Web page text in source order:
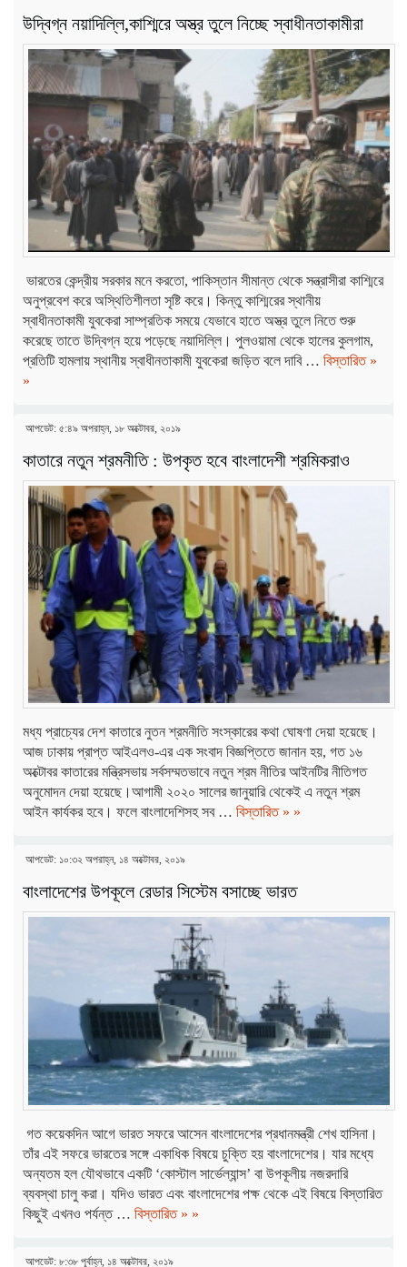
উদ্বিগ্ন নয়াদিল্লি,কাশ্মিরে অস্ত্র তুলে নিচ্ছে স্বাধীনতাকামীরা
ভারতের কেন্দ্রীয় সরকার মনে করতো, পাকিস্তান সীমান্ত থেকে সন্ত্রাসীরা কাশ্মিরে
অনুপ্রবেশ করে অস্থিতিশীলতা সৃষ্টি করে। কিন্তু কাশ্মিরের স্থানীয়
স্বাধীনতাকামী যুবকেরা সাম্প্রতিক সময়ে যেভাবে হাতে অস্ত্র তুলে নিতে শুরু
করেছে তাতে উদ্বিগ্ন হয়ে পড়েছে নয়াদিল্লি। পুলওয়ামা থেকে হালের কুলগাম,
প্রতিটি হামলায় স্থানীয় স্বাধীনতাকামী যুবকেরা জড়িত বলে দাবি … বিস্তারিত »
»
আপডেট: ৫:৪৯ অপরাহ্ন, ১৮ অক্টোবর, ২০১৯
কাতারে নতুন শ্রমনীতি : উপকৃত হবে বাংলাদেশী শ্রমিকরাও
মধ্য প্রাচ্যের দেশ কাতারে নুতন শ্রমনীতি সংস্কারের কথা ঘোষণা দেয়া হয়েছে।
আজ ঢাকায় প্রাপ্ত আইএলও-এর এক সংবাদ বিজ্ঞপ্তিতে জানান হয়, গত ১৬
অক্টোবর কাতারের মন্ত্রিসভায় সর্বসম্মতভাবে নতুন শ্রম নীতির আইনটির নীতিগত
অনুমোদন দেয়া হয়েছে।আগামী ২০২০ সালের জানুয়ারি থেকেই এ নতুন শ্রম
আইন কার্যকর হবে। ফলে বাংলাদেশিসহ সব … বিস্তারিত » »
আপডেট: ১০:৩২ অপরাহ্ন, ১৪ অক্টোবর, ২০১৯
বাংলাদেশের উপকূলে রেডার সিস্টেম বসাচ্ছে ভারত
গত কয়েকদিন আগে ভারত সফরে আসেন বাংলাদেশের প্রধানমন্ত্রী শেখ হাসিনা।
তাঁর এই সফরে ভারতের সঙ্গে একাধিক বিষয়ে চুক্তি হয় বাংলাদেশের। যার মধ্যে
অন্যতম হল যৌথভাবে একটি ‘কোস্টাল সার্ভেল্যান্স’ বা উপকূলীয় নজরদারি
ব্যবস্থা চালু করা। যদিও ভারত এবং বাংলাদেশের পক্ষ থেকে এই বিষয়ে বিস্তারিত
কিছুই এখনও পর্যন্ত … বিস্তারিত » »
আপডেট: ৮:৩৮ পূর্বাহ্ন, ১৪ অক্টোবর, ২০১৯